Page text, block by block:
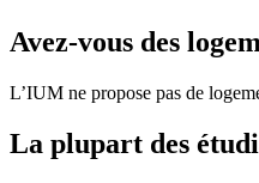
Avez-vous des
L’IUM ne propose pas de
La plupart des